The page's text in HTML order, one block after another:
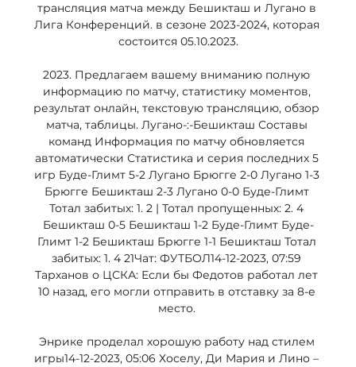
трансляция матча между Бешикташ и Лугано в
Лига Конференций. в сезоне 2023-2024, которая
состоится 05.10.2023.
2023. Предлагаем вашему вниманию полную
информацию по матчу, статистику моментов,
результат онлайн, текстовую трансляцию, обзор
матча, таблицы. Лугано-:-Бешикташ Составы
команд Информация по матчу обновляется
автоматически Статистика и серия последних 5
игр Буде-Глимт 5-2 Лугано Брюгге 2-0 Лугано 1-3
Брюгге Бешикташ 2-3 Лугано 0-0 Буде-Глимт
Тотал забитых: 1. 2 | Тотал пропущенных: 2. 4
Бешикташ 0-5 Бешикташ 1-2 Буде-Глимт Буде-
Глимт 1-2 Бешикташ Брюгге 1-1 Бешикташ Тотал
забитых: 1. 4 21Чат: ФУТБОЛ14-12-2023, 07:59
Тарханов о ЦСКА: Если бы Федотов работал лет
10 назад, его могли отправить в отставку за 8-е
место.
Энрике проделал хорошую работу над стилем
игры14-12-2023, 05:06 Хоселу, Ди Мария и Лино –